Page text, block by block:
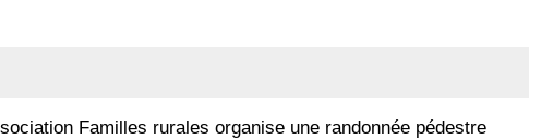
Familles rurales organise une randonnée pédestre